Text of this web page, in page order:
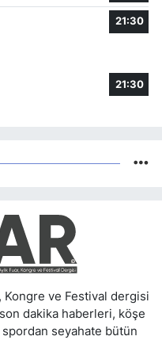
21:30
21:30
ve Festival dergisi
dakika haberleri, köşe
spordan seyahate bütün